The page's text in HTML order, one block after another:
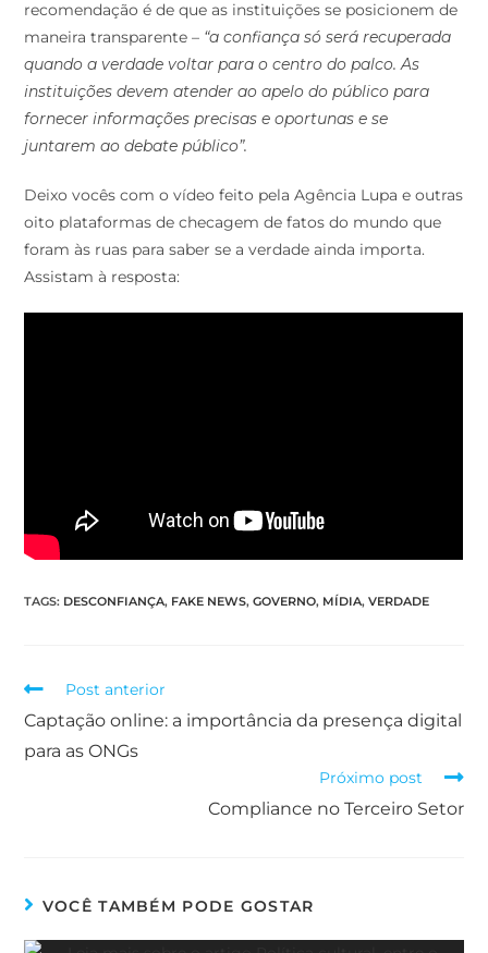
recomendação é de que as instituições se posicionem de
maneira transparente – “a confiança só será recuperada
quando a verdade voltar para o centro do palco. As
instituições devem atender ao apelo do público para
fornecer informações precisas e oportunas e se
juntarem ao debate público”.
Deixo vocês com o vídeo feito pela Agência Lupa e outras
oito plataformas de checagem de fatos do mundo que
foram às ruas para saber se a verdade ainda importa.
Assistam à resposta:
TAGS: DESCONFIANÇA, FAKE NEWS, GOVERNO, MÍDIA, VERDADE
Post anterior
Captação online: a importância da presença digital
para as ONGs
Próximo post
Compliance no Terceiro Setor
VOCÊ TAMBÉM PODE GOSTAR